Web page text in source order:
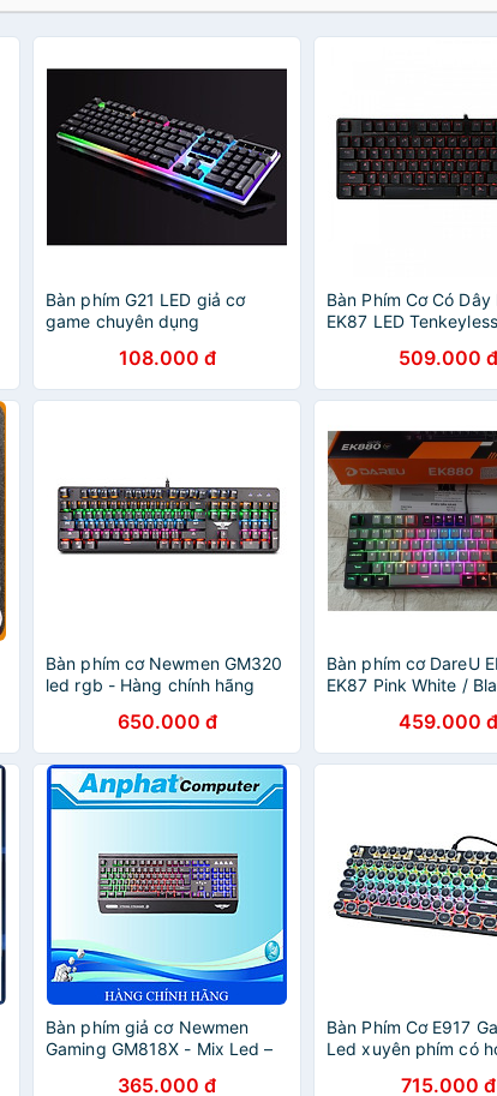
Bàn phím G21 LED giả cơ
game chuyên dụng
108.000 đ
Bàn Phím Cơ Có Dây
EK87 LED Tenkeyless
509.000 đ
Bàn phím cơ Newmen GM320
led rgb - Hàng chính hãng
650.000 đ
Bàn phím cơ DareU
EK87 Pink White /
459.000 đ
Bàn phím giả cơ Newmen
Gaming GM818X - Mix Led –
365.000 đ
Bàn Phím Cơ E917
Led xuyên phím có
nhập khẩu715.000 đ